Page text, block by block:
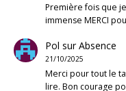
Première fois que
immense MERCI
Pol surAbsence
21/10/2025
Merci pour tout le
lire. Bon courage